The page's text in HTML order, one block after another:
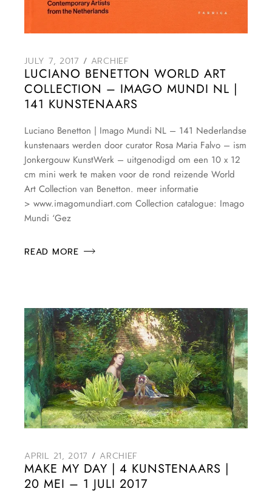
JULY 7, 2017 ARCHIEF
LUCIANO BENETTON WORLD ART
COLLECTION – IMAGO MUNDI NL |
141 KUNSTENAARS
Luciano Benetton | Imago Mundi NL – 141 Nederlandse
kunstenaars werden door curator Rosa Maria Falvo – ism
Jonkergouw KunstWerk – uitgenodigd om een 10 x 12
cm mini werk te maken voor de rond reizende World
Art Collection van Benetton. meer informatie
> www.imagomundiart.com Collection catalogue: Imago
Mundi ‘Gez
READ MORE
APRIL 21, 2017 ARCHIEF
MAKE MY DAY | 4 KUNSTENAARS |
20 MEI – 1 JULI 2017